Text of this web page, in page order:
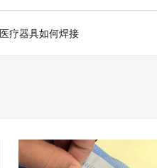
疗器具如何焊接